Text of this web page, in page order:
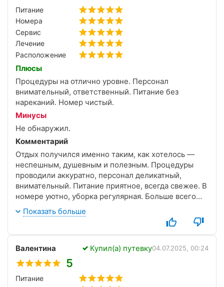
Питание
Номера
Сервис
Лечение
Расположение
Плюсы
Процедуры на отлично уровне. Персонал
внимательный, ответственный. Питание без
нареканий. Номер чистый.
Минусы
Не обнаружил.
Комментарий
Отдых получился именно таким, как хотелось —
неспешным, душевным и полезным. Процедуры
проводили аккуратно, персонал деликатный,
внимательный. Питание приятное, всегда свежее. В
номере уютно, уборка регулярная. Больше всего
понравились прогулки по парку
Показать больше
Валентина Купил(а) путевку04.07.2025, 00:24
5
Питание